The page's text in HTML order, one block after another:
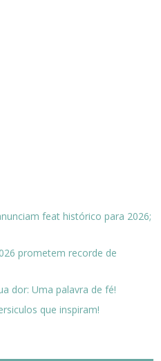
feat histórico para 2026;
prometem recorde de
dor: Uma palavra de fé!
que inspiram!